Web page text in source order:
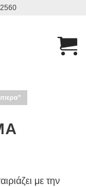
με την